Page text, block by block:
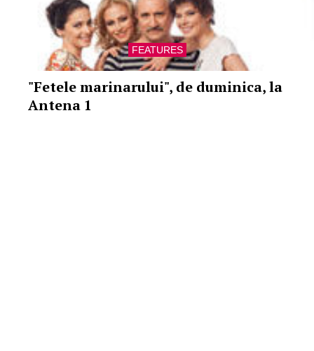
FEATURES
"Fetele marinarului", de duminica, la
Antena 1